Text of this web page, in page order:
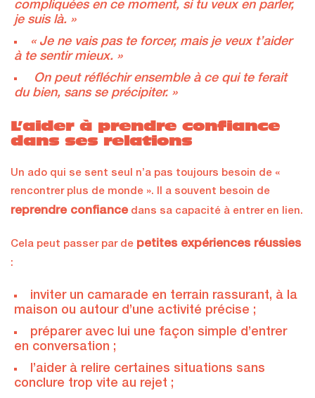
compliquées en ce moment, si tu veux en parler,
je suis là. »
« Je ne vais pas te forcer, mais je veux t’aider
à te sentir mieux. »
On peut réfléchir ensemble à ce qui te ferait
du bien, sans se précipiter. »
L’aider à prendre confiance
dans ses relations
Un ado qui se sent seul n’a pas toujours besoin de «
rencontrer plus de monde ». Il a souvent besoin de
reprendre confiance dans sa capacité à entrer en lien.
Cela peut passer par de petites expériences réussies
:
inviter un camarade en terrain rassurant, à la
maison ou autour d’une activité précise ;
préparer avec lui une façon simple d’entrer
en conversation ;
l’aider à relire certaines situations sans
conclure trop vite au rejet ;